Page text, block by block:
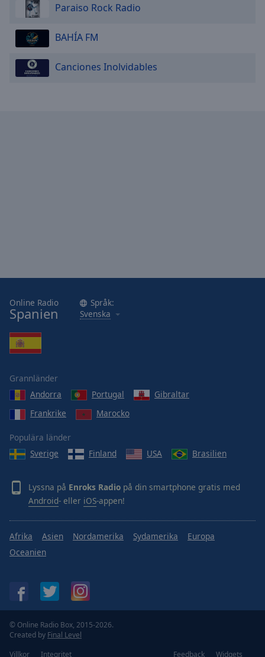
Paraiso Rock Radio
BAHÍA FM
Canciones Inolvidables
Online Radio
Spanien
Språk:
Svenska
Grannländer
Andorra
Portugal
Gibraltar
Frankrike
Marocko
Populära länder
Sverige
Finland USA Brasilien
Lyssna på Enroks Radio på din smartphone gratis med
Android- eller iOS-appen!
Afrika Asien Nordamerika Sydamerika
Europa
Oceanien
© Online Radio Box, 2015-2026.
Created by Final Level
Villkor
Integritet Feedback Widgets